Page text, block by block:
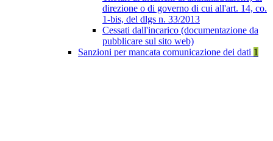
direzione o di governo di cui all'art. 14, co.
1-bis, del dlgs n. 33/2013
Cessati dall'incarico (documentazione da
pubblicare sul sito web)
Sanzioni per mancata comunicazione dei dati 1